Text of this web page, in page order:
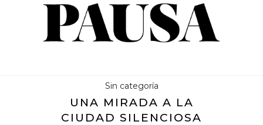
Sin categoría
UNA MIRADA A LA
CIUDAD SILENCIOSA